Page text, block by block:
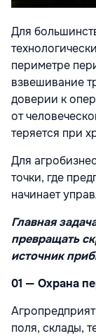
Для
периметре
взвешивание
доверии к
от
теряется при
Для
точки, где
начинает
Главная
превращать
источник
01 — Охрана
поля, склады,